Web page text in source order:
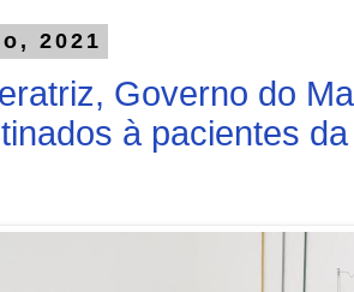
2021
Governo do
à pacientes